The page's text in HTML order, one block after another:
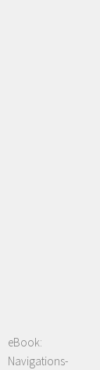
eBook:
Navigations-